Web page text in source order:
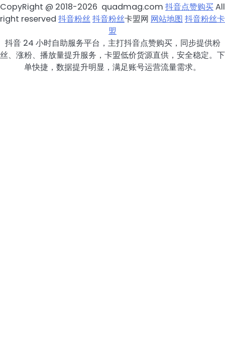
CopyRight @ 2018-2026 quadmag.com 抖音点赞购买All
right reserved 抖音粉丝抖音粉丝卡盟网 网站地图 抖音粉丝卡
盟
抖音 24 小时自助服务平台，主打抖音点赞购买，同步提供粉
丝、涨粉、播放量提升服务，卡盟低价货源直供，安全稳定。下
单快捷，数据提升明显，满足账号运营流量需求。